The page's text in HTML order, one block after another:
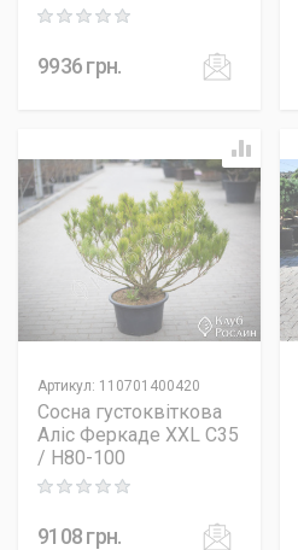
Rating: 0 out of 5
9936грн.
Артикул: 110701400420
Сосна густоквіткова
Аліс Феркаде XXL C35
/ H80-100
Rating: 0 out of 5
9108грн.